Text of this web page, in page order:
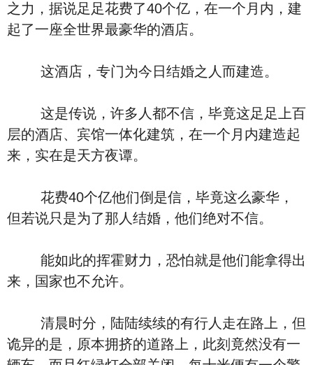
之力，据说足足花费了40个亿，在一个月内，建
起了一座全世界最豪华的酒店。
这酒店，专门为今日结婚之人而建造。
这是传说，许多人都不信，毕竟这足足上百
层的酒店、宾馆一体化建筑，在一个月内建造起
来，实在是天方夜谭。
花费40个亿他们倒是信，毕竟这么豪华，
但若说只是为了那人结婚，他们绝对不信。
能如此的挥霍财力，恐怕就是他们能拿得出
来，国家也不允许。
清晨时分，陆陆续续的有行人走在路上，但
诡异的是，原本拥挤的道路上，此刻竟然没有一